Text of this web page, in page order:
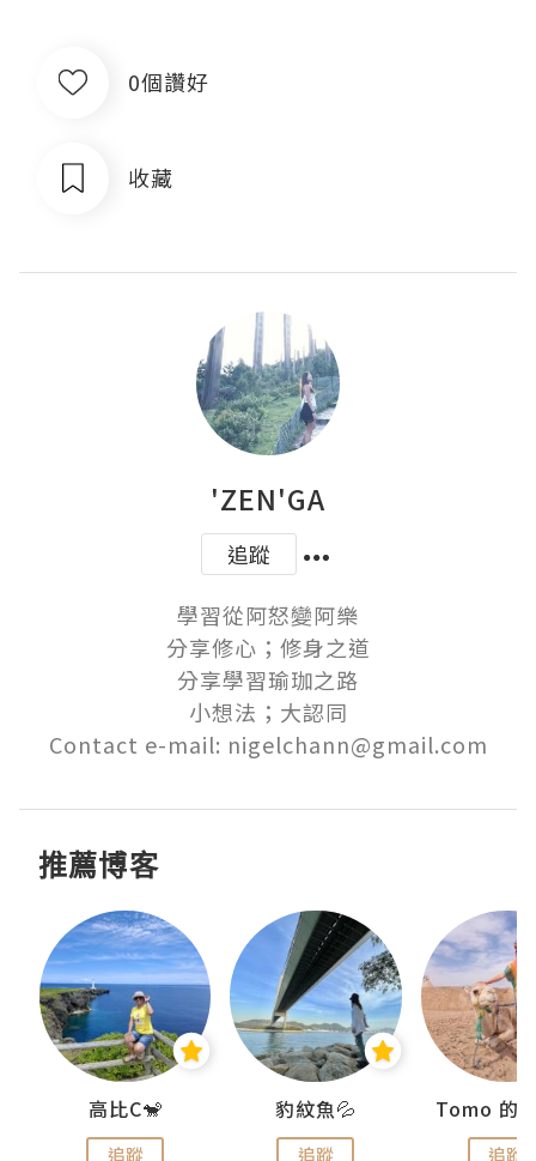
0個讚好
收藏
'ZEN'GA
追蹤
學習從阿怒變阿樂
分享修心；修身之道
分享學習瑜珈之路
小想法；大認同
Contact e-mail: nigelchann@gmail.com
推薦博客
高比C🐒
追蹤
豹紋魚💦
追蹤 追蹤